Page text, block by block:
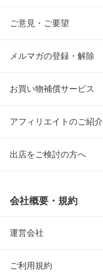
ご意見・ご要望
メルマガの登録・解除
お買い物補償サービス
アフィリエイトのご紹介
出店をご検討の方へ
会社概要・規約
運営会社
ご利用規約